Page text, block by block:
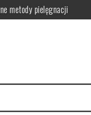
dla skóry i włosów
organizmu
– smukłe nogi w 4 tygodnie